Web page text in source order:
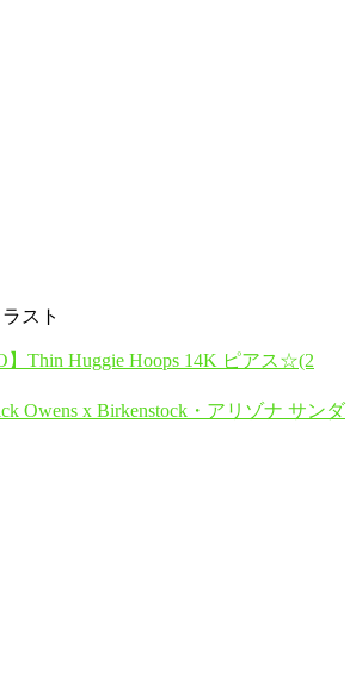
スト
Thin Huggie Hoops 14K ピアス☆(2
Owens x Birkenstock・アリゾナ サンダ